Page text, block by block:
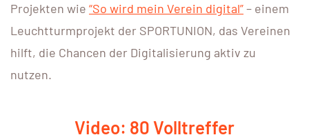
Projekten wie “So wird mein Verein digital”– einem
Leuchtturmprojekt der SPORTUNION, das Vereinen
hilft, die Chancen der Digitalisierung aktiv zu
nutzen.
Video: 80 Volltreffer